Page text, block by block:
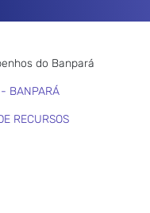
do Banpará
- BANPARÁ
RECURSOS